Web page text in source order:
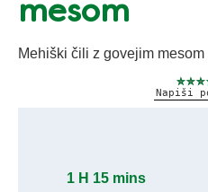
mesom
Mehiški čili z govejim mesom
Napiši
1 H 15 mins